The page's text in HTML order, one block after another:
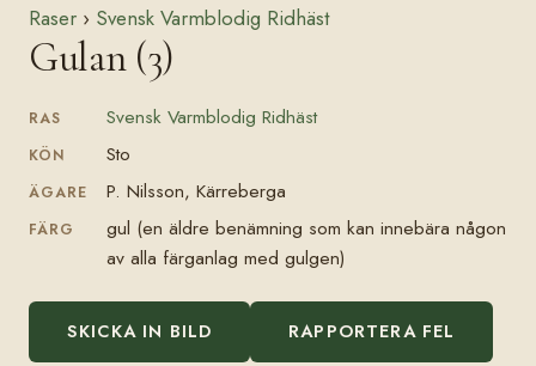
Raser › Svensk Varmblodig Ridhäst
Gulan (3)
RAS Svensk Varmblodig Ridhäst
KÖN Sto
ÄGARE P. Nilsson, Kärreberga
FÄRG
gul (en äldre benämning som kan innebära någon
av alla färganlag med gulgen)
SKICKA IN BILD RAPPORTERA FEL